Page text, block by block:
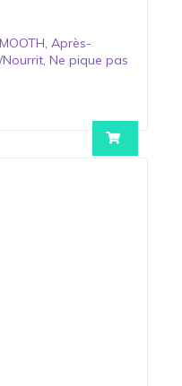
Après-
Ne pique pas